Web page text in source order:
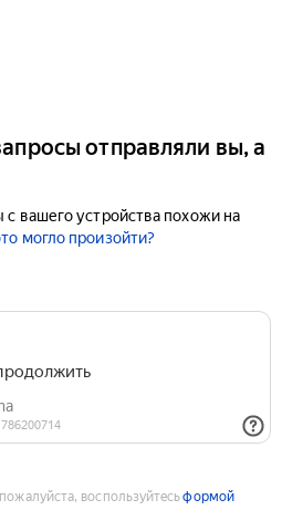
отправляли вы, а
вашего устройства похожи на
могло произойти?
воспользуйтесьформой